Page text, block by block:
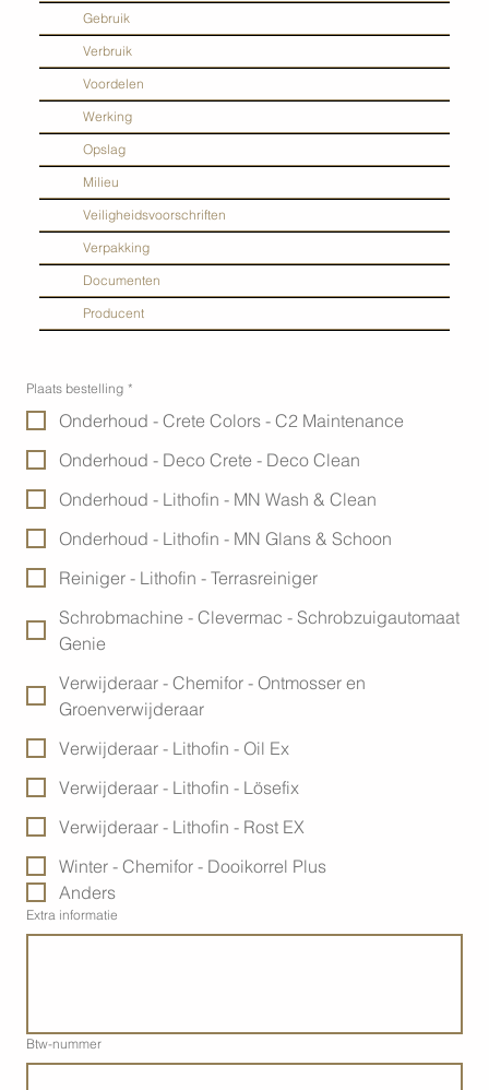
Gebruik
Verbruik
Voordelen
Werking
Opslag
Milieu
Veiligheidsvoorschriften
Verpakking
Documenten
Producent
Plaats bestelling *
Onderhoud - Crete Colors - C2 Maintenance
Onderhoud - Deco Crete - Deco Clean
Onderhoud - Lithofin - MN Wash & Clean
Onderhoud - Lithofin - MN Glans & Schoon
Reiniger - Lithofin - Terrasreiniger
Schrobmachine - Clevermac - Schrobzuigautomaat
Genie
Verwijderaar - Chemifor - Ontmosser en
Groenverwijderaar
Verwijderaar - Lithofin - Oil Ex
Verwijderaar - Lithofin - Lösefix
Verwijderaar - Lithofin - Rost EX
Winter - Chemifor - Dooikorrel Plus
Anders
Extra informatie
Btw-nummer